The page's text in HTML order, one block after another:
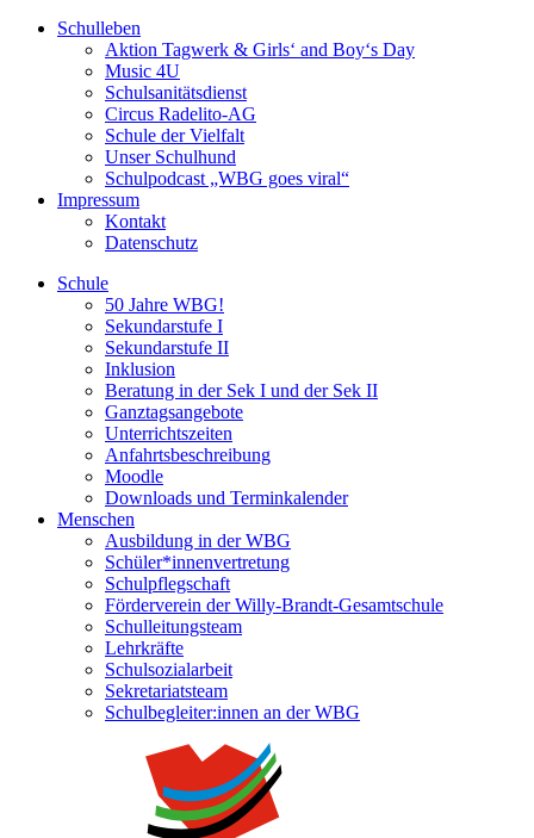
Schulleben
Aktion Tagwerk & Girls‘ and Boy‘s Day
Music 4U
Schulsanitätsdienst
Circus Radelito-AG
Schule der Vielfalt
Unser Schulhund
Schulpodcast „WBG goes viral“
Impressum
Kontakt
Datenschutz
Schule
50 Jahre WBG!
Sekundarstufe I
Sekundarstufe II
Inklusion
Beratung in der Sek I und der Sek II
Ganztagsangebote
Unterrichtszeiten
Anfahrtsbeschreibung
Moodle
Downloads und Terminkalender
Menschen
Ausbildung in der WBG
Schüler*innenvertretung
Schulpflegschaft
Förderverein der Willy-Brandt-Gesamtschule
Schulleitungsteam
Lehrkräfte
Schulsozialarbeit
Sekretariatsteam
Schulbegleiter:innen an der WBG